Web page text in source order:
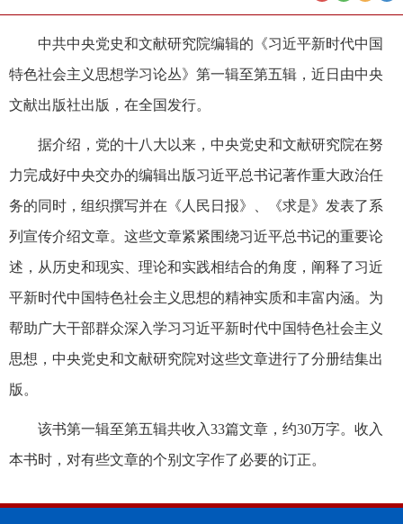
中共中央党史和文献研究院编辑的《习近平新时代中国
特色社会主义思想学习论丛》第一辑至第五辑，近日由中央
文献出版社出版，在全国发行。
据介绍，党的十八大以来，中央党史和文献研究院在努
力完成好中央交办的编辑出版习近平总书记著作重大政治任
务的同时，组织撰写并在《人民日报》、《求是》发表了系
列宣传介绍文章。这些文章紧紧围绕习近平总书记的重要论
述，从历史和现实、理论和实践相结合的角度，阐释了习近
平新时代中国特色社会主义思想的精神实质和丰富内涵。为
帮助广大干部群众深入学习习近平新时代中国特色社会主义
思想，中央党史和文献研究院对这些文章进行了分册结集出
版。
该书第一辑至第五辑共收入33篇文章，约30万字。收入
本书时，对有些文章的个别文字作了必要的订正。